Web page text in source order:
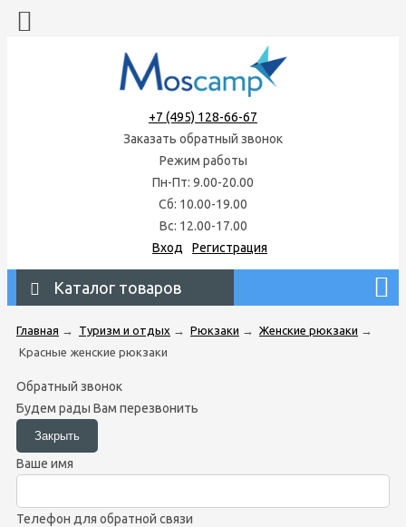
+7 (495) 128-66-67
Заказать обратный звонок
Режим работы
Пн-Пт: 9.00-20.00
Сб: 10.00-19.00
Вс: 12.00-17.00
Вход
Регистрация
Каталог товаров
Главная → Туризм и отдых → Рюкзаки → Женские рюкзаки →
Красные женские рюкзаки
Обратный звонок
Будем рады Вам перезвонить
Ваше имя
Телефон для обратной связи